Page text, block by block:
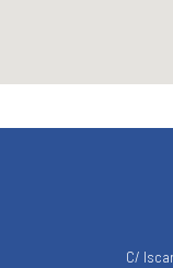
C/